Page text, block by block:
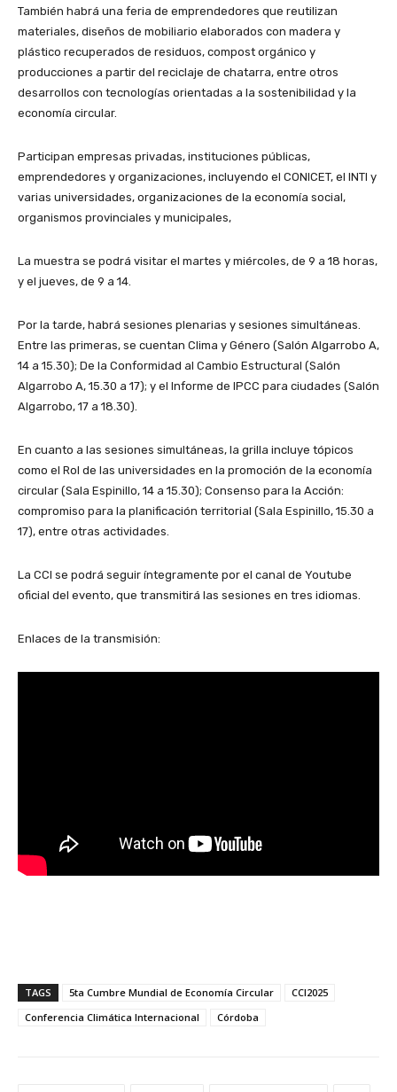
También habrá una feria de emprendedores que reutilizan
materiales, diseños de mobiliario elaborados con madera y
plástico recuperados de residuos, compost orgánico y
producciones a partir del reciclaje de chatarra, entre otros
desarrollos con tecnologías orientadas a la sostenibilidad y la
economía circular.
Participan empresas privadas, instituciones públicas,
emprendedores y organizaciones, incluyendo el CONICET, el INTI y
varias universidades, organizaciones de la economía social,
organismos provinciales y municipales,
La muestra se podrá visitar el martes y miércoles, de 9 a 18 horas,
y el jueves, de 9 a 14.
Por la tarde, habrá sesiones plenarias y sesiones simultáneas.
Entre las primeras, se cuentan Clima y Género (Salón Algarrobo A,
14 a 15.30); De la Conformidad al Cambio Estructural (Salón
Algarrobo A, 15.30 a 17); y el Informe de IPCC para ciudades (Salón
Algarrobo, 17 a 18.30).
En cuanto a las sesiones simultáneas, la grilla incluye tópicos
como el Rol de las universidades en la promoción de la economía
circular (Sala Espinillo, 14 a 15.30); Consenso para la Acción:
compromiso para la planificación territorial (Sala Espinillo, 15.30 a
17), entre otras actividades.
La CCI se podrá seguir íntegramente por el canal de Youtube
oficial del evento, que transmitirá las sesiones en tres idiomas.
Enlaces de la transmisión:
TAGS 5ta Cumbre Mundial de Economía Circular
CCI2025
Conferencia Climática Internacional
Córdoba